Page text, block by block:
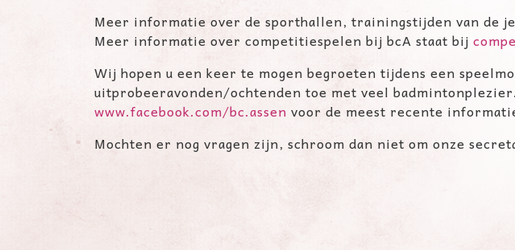
Meer informatie over de sporthallen, trainingstijden van de
Meer informatie over competitiespelen bij bcA staat bij
Wij hopen u een keer te mogen begroeten tijdens een
uitprobeeravonden/ochtenden toe met veel
www.facebook.com/bc.assen voor de meest recente
Mochten er nog vragen zijn, schroom dan niet om onze